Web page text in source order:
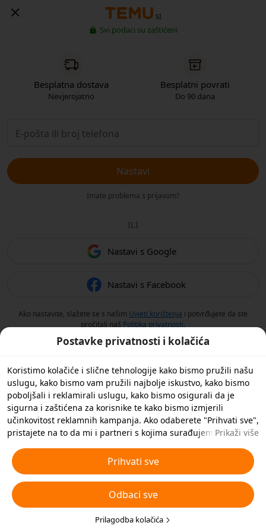
SI
Svi podaci su zaštićeni
Besplatna dostava
Nevjerojatno
Besplatni povrati
Do 90 dana
Nastavi
Imate problema s prijavom?
ILI
Nastavi s Google
Nastavi s Facebook
Ako nastavite, slažete se s našim Uvjeti korištenja i potvrđujete da ste
pročitali naš Politika privatnosti.
Postavke privatnosti i kolačića
Koristimo kolačiće i slične tehnologije kako bismo pružili našu
uslugu, kako bismo vam pružili najbolje iskustvo, kako bismo
poboljšali i reklamirali uslugu, kako bismo osigurali da je
sigurna i zaštićena za korisnike te kako bismo izmjerili
učinkovitost reklamnih kampanja. Ako odaberete "Prihvati sve",
pristajete na to da mi i partneri s kojima surađujemo
oglašavanja. Također možete 'Odbiti sve' nebitne kolačiće ili
odabrati koje vrste kolačića želite prihvatiti ili onemogućiti
klikom na 'Prilagodi kolačiće' ispod ili u bilo kojem trenutku u
svojim postavkama privatnosti. Za više pojedinosti pogledajte
našaPravila o kolačićima i sličnim tehnologijama.
Prikaži više
Prihvati sve
Odbaci sve
Prilagodba kolačića